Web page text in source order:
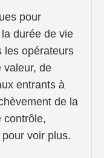
pour
durée de vie
les opérateurs
valeur, de
entrants à
de la
contrôle,
voir plus.